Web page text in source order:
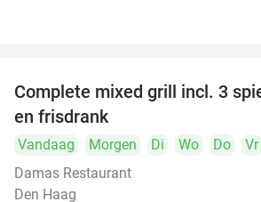
food
food
Complete mixed grill incl. 3
en frisdrank
Vandaag Morgen Di Wo Do Vr
Damas Restaurant
Den Haag